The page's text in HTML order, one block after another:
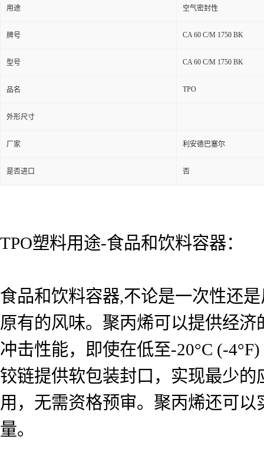
用途 空气密封性
牌号 CA 60 C/M 1750 BK
型号 CA 60 C/M 1750 BK
品名 TPO
外形尺寸
厂家 利安德巴塞尔
是否进口 否
TPO塑料用途-食品和饮料容器：
食品和饮料容器,不论是一次性还
原有的风味。聚丙烯可以提供经
冲击性能，即使在低至-20°C (-
铰链提供软包装封口，实现最少
用，无需资格预审。聚丙烯还可
量。